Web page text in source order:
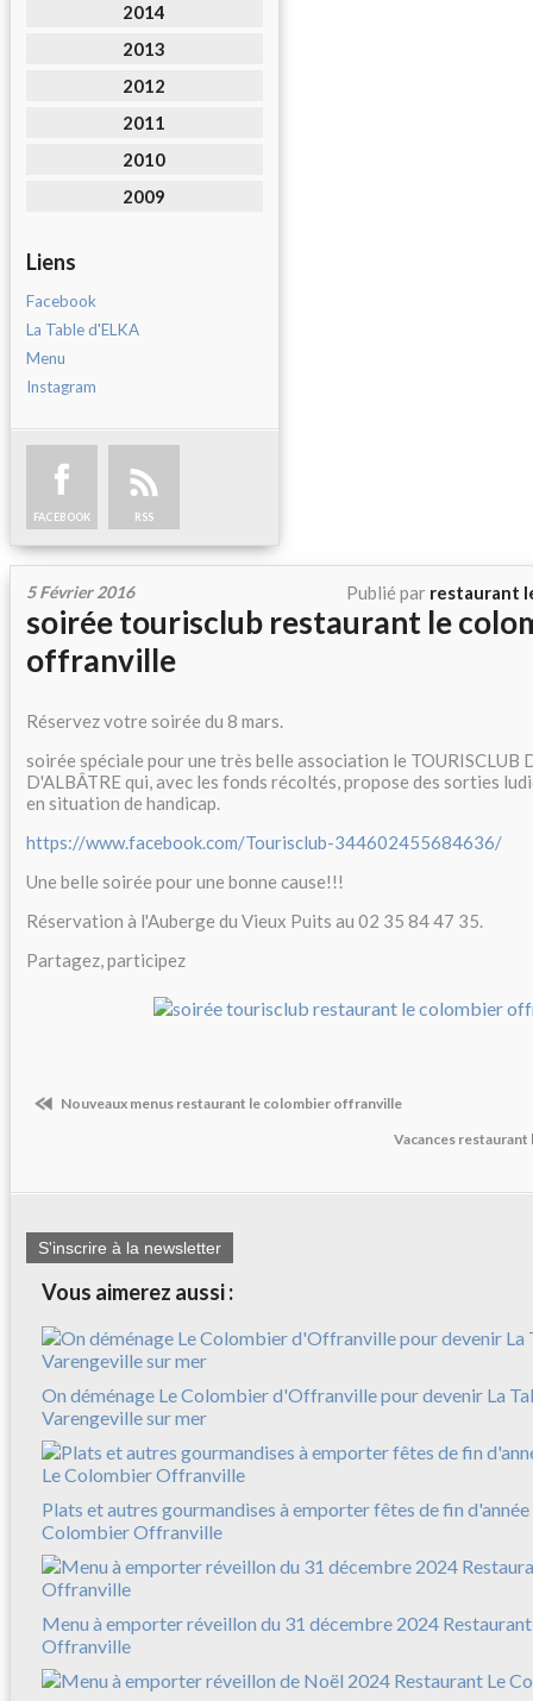
2014
2013
2012
2011
2010
2009
Liens
Facebook
La Table d'ELKA
Menu
Instagram
FACEBOOK RSS
5 Février 2016 Publié par restaurant
soirée tourisclub restaurant le
offranville
Réservez votre soirée du 8 mars.
soirée spéciale pour une très belle association le TOURISCLUB
D'ALBÂTRE qui, avec les fonds récoltés, propose des sorties
en situation de handicap.
https://www.facebook.com/Tourisclub-344602455684636/
Une belle soirée pour une bonne cause!!!
Réservation à l'Auberge du Vieux Puits au 02 35 84 47 35.
Partagez, participez
Nouveaux menus restaurant le colombier offranville
Vacances
S'inscrire à la newsletter
Vous aimerez aussi :
On déménage Le Colombier d'Offranville pour devenir La
Varengeville sur mer
Plats et autres gourmandises à emporter fêtes de fin
Colombier Offranville
Menu à emporter réveillon du 31 décembre 2024
Offranville